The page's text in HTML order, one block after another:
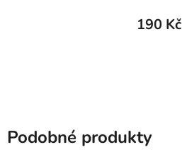
190 Kč
Podobné produkty